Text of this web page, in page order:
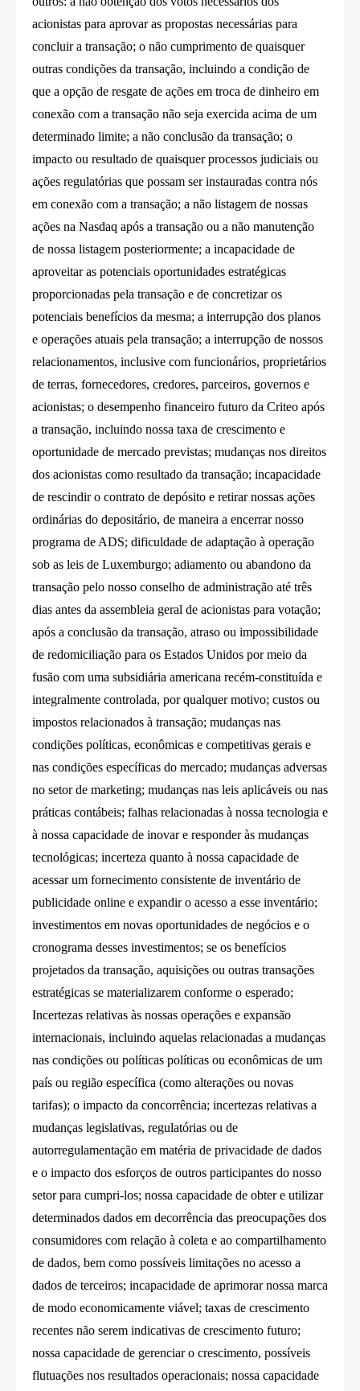
acionistas para aprovar as propostas necessárias para
concluir a transação; o não cumprimento de quaisquer
outras condições da transação, incluindo a condição de
que a opção de resgate de ações em troca de dinheiro em
conexão com a transação não seja exercida acima de um
determinado limite; a não conclusão da transação; o
impacto ou resultado de quaisquer processos judiciais ou
ações regulatórias que possam ser instauradas contra nós
em conexão com a transação; a não listagem de nossas
ações na Nasdaq após a transação ou a não manutenção
de nossa listagem posteriormente; a incapacidade de
aproveitar as potenciais oportunidades estratégicas
proporcionadas pela transação e de concretizar os
potenciais benefícios da mesma; a interrupção dos planos
e operações atuais pela transação; a interrupção de nossos
relacionamentos, inclusive com funcionários, proprietários
de terras, fornecedores, credores, parceiros, governos e
acionistas; o desempenho financeiro futuro da Criteo após
a transação, incluindo nossa taxa de crescimento e
oportunidade de mercado previstas; mudanças nos direitos
dos acionistas como resultado da transação; incapacidade
de rescindir o contrato de depósito e retirar nossas ações
ordinárias do depositário, de maneira a encerrar nosso
programa de ADS; dificuldade de adaptação à operação
sob as leis de Luxemburgo; adiamento ou abandono da
transação pelo nosso conselho de administração até três
dias antes da assembleia geral de acionistas para votação;
após a conclusão da transação, atraso ou impossibilidade
de redomiciliação para os Estados Unidos por meio da
fusão com uma subsidiária americana recém-constituída e
integralmente controlada, por qualquer motivo; custos ou
impostos relacionados à transação; mudanças nas
condições políticas, econômicas e competitivas gerais e
nas condições específicas do mercado; mudanças adversas
no setor de marketing; mudanças nas leis aplicáveis ​​ou nas
práticas contábeis; falhas relacionadas à nossa tecnologia e
à nossa capacidade de inovar e responder às mudanças
tecnológicas; incerteza quanto à nossa capacidade de
acessar um fornecimento consistente de inventário de
publicidade online e expandir o acesso a esse inventário;
investimentos em novas oportunidades de negócios e o
cronograma desses investimentos; se os benefícios
projetados da transação, aquisições ou outras transações
estratégicas se materializarem conforme o esperado;
Incertezas relativas às nossas operações e expansão
internacionais, incluindo aquelas relacionadas a mudanças
nas condições ou políticas políticas ou econômicas de um
país ou região específica (como alterações ou novas
tarifas); o impacto da concorrência; incertezas relativas a
mudanças legislativas, regulatórias ou de
autorregulamentação em matéria de privacidade de dados
e o impacto dos esforços de outros participantes do nosso
setor para cumpri-los; nossa capacidade de obter e utilizar
determinados dados em decorrência das preocupações dos
consumidores com relação à coleta e ao compartilhamento
de dados, bem como possíveis limitações no acesso a
dados de terceiros; incapacidade de aprimorar nossa marca
de modo economicamente viável; taxas de crescimento
recentes não serem indicativas de crescimento futuro;
nossa capacidade de gerenciar o crescimento, possíveis
flutuações nos resultados operacionais; nossa capacidade